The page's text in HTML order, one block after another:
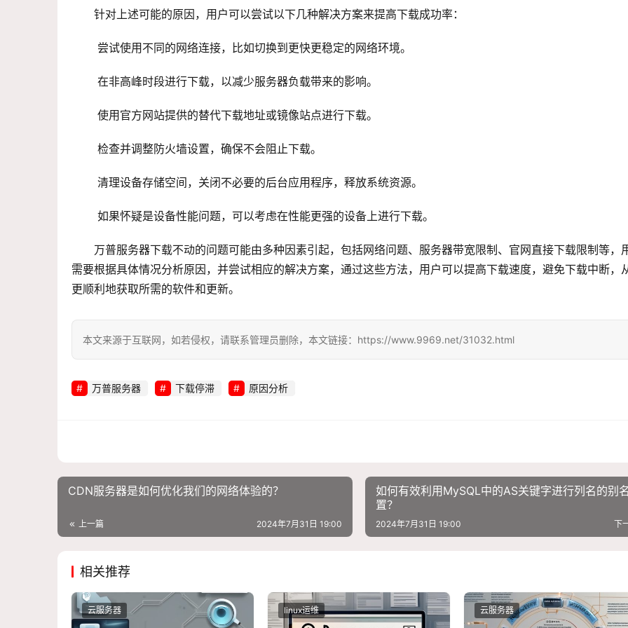
针对上述可能的原因，用户可以尝试以下几种解决方案来提高下载成功率：
尝试使用不同的网络连接，比如切换到更快更稳定的网络环境。
在非高峰时段进行下载，以减少服务器负载带来的影响。
使用官方网站提供的替代下载地址或镜像站点进行下载。
检查并调整防火墙设置，确保不会阻止下载。
清理设备存储空间，关闭不必要的后台应用程序，释放系统资源。
如果怀疑是设备性能问题，可以考虑在性能更强的设备上进行下载。
万普服务器下载不动的问题可能由多种因素引起，包括网络问题、服务器带宽限制、官网直接下载限制等，
需要根据具体情况分析原因，并尝试相应的解决方案，通过这些方法，用户可以提高下载速度，避免下载中断，
更顺利地获取所需的软件和更新。
本文来源于互联网，如若侵权，请联系管理员删除，本文链接：https://www.9969.net/31032.html
万普服务器 下载停滞 原因分析
CDN服务器是如何优化我们的网络体验的？
上一篇 2024年7月31日 19:00
如何有效利用MySQL中的AS关键字进行列名的别
置？
下
2024年7月31日 19:00
相关推荐
云服务器 linux运维 云服务器